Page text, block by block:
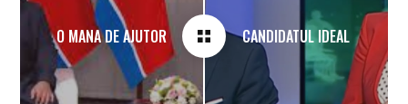
O MANA DE AJUTOR CANDIDATUL IDEAL